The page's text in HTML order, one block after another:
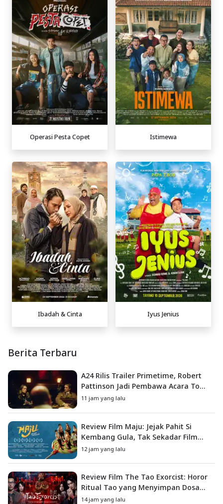
Operasi Pesta Copet Istimewa
Ibadah & Cinta Iyus Jenius
Berita Terbaru
A24 Rilis Trailer Primetime, Robert
Pattinson Jadi Pembawa Acara To
Catch a Predator
11 jam yang lalu
Review Film Maju: Jejak Pahit Si
Kembang Gula, Tak Sekadar Film
Petualangan Anak
12 jam yang lalu
Review Film The Tao Exorcist: Horor
Ritual Tao yang Menyimpan Dosa
Masa Lalu
14 jam yang lalu